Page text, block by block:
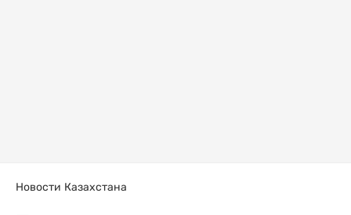
Новости Казахстана